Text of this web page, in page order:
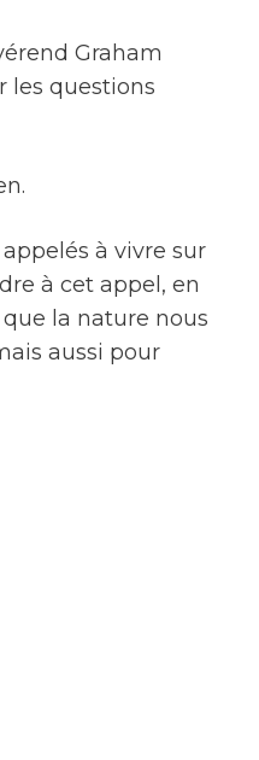
Graham
les questions
à vivre sur
à cet appel, en
la nature nous
aussi pour